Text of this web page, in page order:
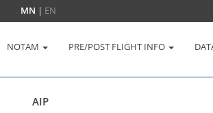
MN | EN
NOTAM PRE/POST FLIGHT INFO
AIP